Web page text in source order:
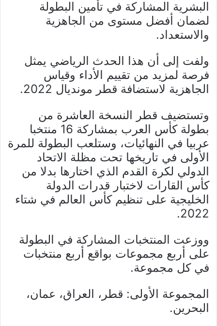
البشرية المشاركة في تأمين البطولة
لضمان أفضل مستوى من الجاهزية
والاستعداد.
ولفت إلى أن هذا الحدث الرياضي يمثل
فرصة لمزيد من تقييم الأداء وقياس
الجاهزية لاستضافة قطر مونديال 2022.
وتستضيف قطر النسخة العاشرة من
بطولة كأس العرب بمشاركة 16 منتخبا
عربيا في النهائيات، وستلعب البطولة للمرة
الأولى في تاريخها تحت مظلة الاتحاد
الدولي لكرة القدم الذي اختارها بدلا من
كأس القارات لاختبار قدرات الدولة
الخليجية على تنظيم كأس العالم في شتاء
2022.
ووزعت المنتخبات المشاركة في البطولة
على أربع مجموعات بواقع أربع منتخبات
في كل مجموعة.
المجموعة الأولى: قطر، العراق، عمان،
البحرين.